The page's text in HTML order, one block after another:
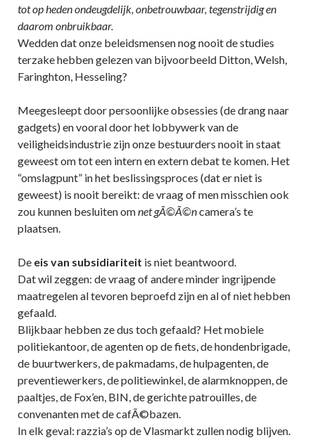
tot op heden ondeugdelijk, onbetrouwbaar, tegenstrijdig en
daarom onbruikbaar.
Wedden dat onze beleidsmensen nog nooit de studies
terzake hebben gelezen van bijvoorbeeld Ditton, Welsh,
Faringhton, Hesseling?
Meegesleept door persoonlijke obsessies (de drang naar
gadgets) en vooral door het lobbywerk van de
veiligheidsindustrie zijn onze bestuurders nooit in staat
geweest om tot een intern en extern debat te komen. Het
“omslagpunt” in het beslissingsproces (dat er niet is
geweest) is nooit bereikt: de vraag of men misschien ook
zou kunnen besluiten omnet gÃ©Ã©ncamera’s te
plaatsen.
De eis van subsidiariteit is niet beantwoord.
Dat wil zeggen: de vraag of andere minder ingrijpende
maatregelen al tevoren beproefd zijn en al of niet hebben
gefaald.
Blijkbaar hebben ze dus toch gefaald? Het mobiele
politiekantoor, de agenten op de fiets, de hondenbrigade,
de buurtwerkers, de pakmadams, de hulpagenten, de
preventiewerkers, de politiewinkel, de alarmknoppen, de
paaltjes, de Fox’en, BIN, de gerichte patrouilles, de
convenanten met de cafÃ©bazen.
In elk geval: razzia’s op de Vlasmarkt zullen nodig blijven.